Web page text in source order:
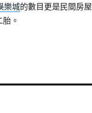
樂城的數目更是民間房屋
。